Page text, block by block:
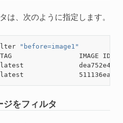
は、次のように指定します。
"before=image1"
TAG                 IMAGE
latest
latest
ジをフィルタ